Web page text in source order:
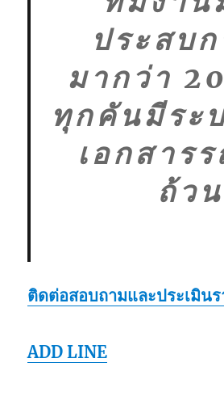
ประสบ
มากว่า
ทุกคันมีระ
เอกสาร
ถ้วน
ติดต่อสอบถามและประเมิน
ADD LINE